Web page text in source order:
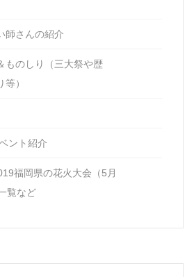
師さんの紹介
ものしり（三大祭や歴
）
ント紹介
福岡県の花火大会（5月
覧など